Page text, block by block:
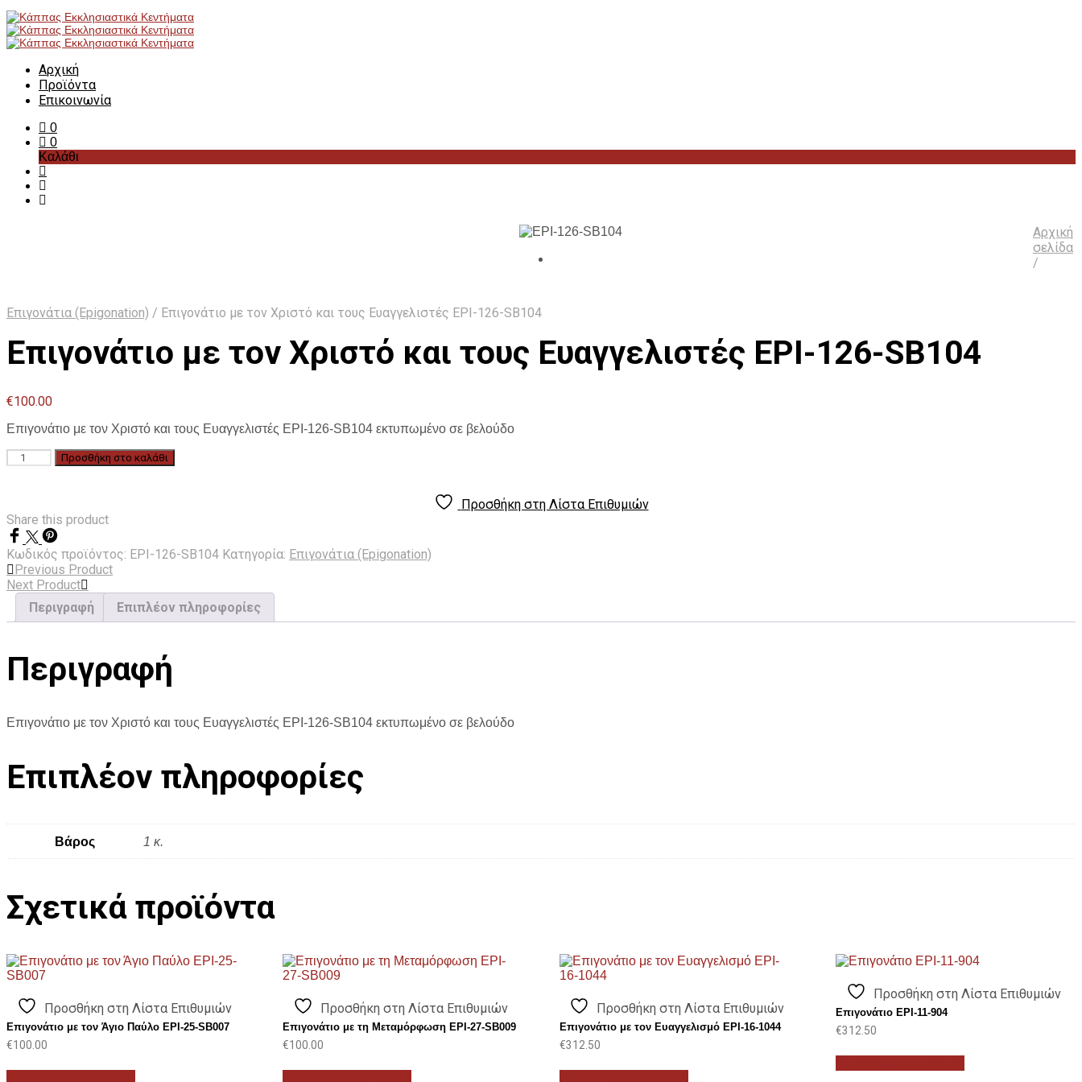
Αρχική
Προϊόντα
Επικοινωνία
0
0
Καλάθι
Αρχική
σελίδα
/
Επιγονάτια (Epigonation) / Επιγονάτιο με τον Χριστό και τους Ευαγγελιστές EPI-126-SB104
Επιγονάτιο με τον Χριστό και τους Ευαγγελιστές EPI-126-SB104
€100.00
Επιγονάτιο με τον Χριστό και τους Ευαγγελιστές EPI-126-SB104 εκτυπωμένο σε βελούδο
Επιγονάτιο
και
τους
Ευαγγελιστές
EPI-
126-
SB104
ποσότητα
Προσθήκη στο καλάθι
Προσθήκη στη Λίστα Επιθυμιών
Share this product
Κωδικός προϊόντος: EPI-126-SB104 Κατηγορία: Επιγονάτια (Epigonation)
Previous Product
Next Product
Περιγραφή
Επιπλέον πληροφορίες
Περιγραφή
Επιγονάτιο με τον Χριστό και τους Ευαγγελιστές EPI-126-SB104 εκτυπωμένο σε βελούδο
Επιπλέον πληροφορίες
Βάρος 1 κ.
Σχετικά προϊόντα
Προσθήκη στη Λίστα Επιθυμιών
Επιγονάτιο με τον Άγιο Παύλο EPI-25-SB007
€100.00
Προσθήκη στη Λίστα Επιθυμιών
Επιγονάτιο με τη Μεταμόρφωση EPI-27-SB009
€100.00
Προσθήκη στη Λίστα Επιθυμιών
Επιγονάτιο με τον Ευαγγελισμό EPI-16-1044
€312.50
Προσθήκη στη Λίστα Επιθυμιών
Επιγονάτιο EPI-11-904
€312.50